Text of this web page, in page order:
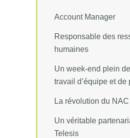
Account Manager
Responsable des
humaines
Un week-end plein
travail d’équipe et de
La révolution du
Un véritable
Telesis